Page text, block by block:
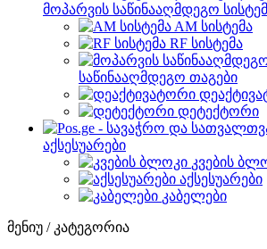
მოპარვის საწინააღმდეგო
AM სისტემა
RF სისტემა
საწინააღმდეგო თაგები
დეტექტორი
აქსესუარები
კვების
აქსესუარები
კაბელები
მენიუ / კატეგორია